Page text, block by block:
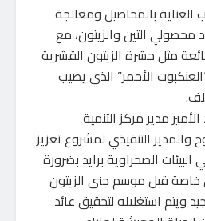
العناية بالمحاصيل ومعالجة
محصولي التين والزيتون، مع
مثل حشرة الزيتون القشرية
الأحمر” الذي يصيب
مدير مركز التنمية
التنفيذي لمشروع تعزيز
الصحراوية برايد بضرورة
خاصة قبل موسم جنى الزيتون
ويتم استغلاله لتحقيق عائد